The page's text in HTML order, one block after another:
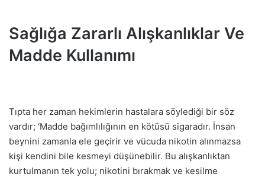
Sağlığa Zararlı Alışkanlıklar Ve
Madde Kullanımı
Tıpta her zaman hekimlerin hastalara söylediği bir söz
vardır; ‘Madde bağımlılığının en kötüsü sigaradır. İnsan
beynini zamanla ele geçirir ve vücuda nikotin alınmazsa
kişi kendini bile kesmeyi düşünebilir. Bu alışkanlıktan
kurtulmanın tek yolu; nikotini bırakmak ve kesilme